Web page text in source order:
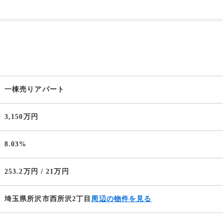
一棟売りアパート
3,150万円
8.03%
253.2万円 / 21万円
埼玉県所沢市西所沢2丁目 周辺の物件を見る